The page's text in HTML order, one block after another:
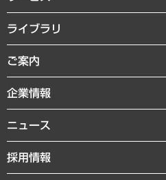
経営戦略
組織・人事戦略
デジタルイノベーション
共生・ダイバーシティ
GRC（ガバナンス・リスク・コンプライ
経済・産業・雇用・労働
ライブラリ
経済調査
レポート
コラム
経営用語集
受託・受注実績（官公庁関連）
ご案内
セミナー・イベント情報
MUFGビジネスセミナー
受託案件情報
企業情報
私たちの想い
社長メッセージ
会社概要
ニュース
ニュースリリース
お知らせ
採用情報